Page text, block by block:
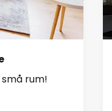
rum!